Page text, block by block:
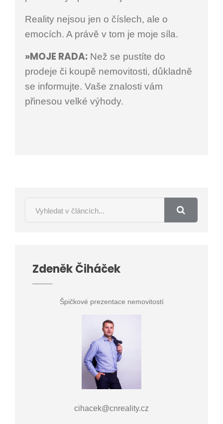
Reality nejsou jen o číslech, ale o
emocích. A právě v tom je moje síla.
»MOJE RADA: Než se pustíte do
prodeje či koupě nemovitosti, důkladně
se informujte. Vaše znalosti vám
přinesou velké výhody.
Zdeněk Čiháček
Špičkové prezentace nemovitostí
cihacek@cnreality.cz